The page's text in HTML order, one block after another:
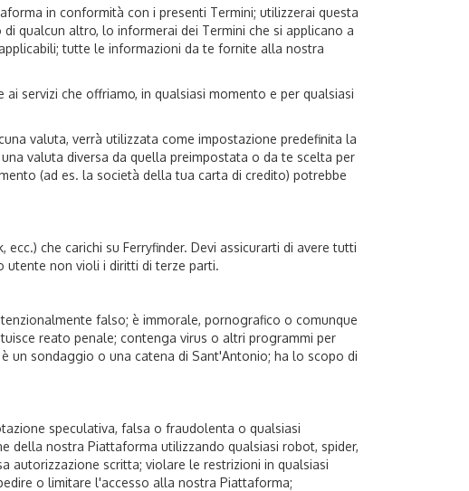
in conformità con i presenti Termini; utilizzerai questa
qualcun altro, lo informerai dei Termini che si applicano a
tutte le informazioni da te fornite alla nostra
servizi che offriamo, in qualsiasi momento e per qualsiasi
valuta, verrà utilizzata come impostazione predefinita la
valuta diversa da quella preimpostata o da te scelta per
(ad es. la società della tua carta di credito) potrebbe
che carichi su Ferryfinder. Devi assicurarti di avere tutti
utente non violi i diritti di terze parti.
falso; è immorale, pornografico o comunque
reato penale; contenga virus o altri programmi per
un sondaggio o una catena di Sant'Antonio; ha lo scopo di
speculativa, falsa o fraudolenta o qualsiasi
della nostra Piattaforma utilizzando qualsiasi robot, spider,
autorizzazione scritta; violare le restrizioni in qualsiasi
o limitare l'accesso alla nostra Piattaforma;